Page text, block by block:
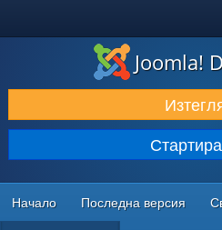
ИЗТЕГЛЯНЕ & РАЗШИРЯВАНЕ
ОТКРИВАЙТЕ & УЧЕТЕ
ОБЩНОСТ & ПОДДРЪЖКА
РЕСУРСИ ЗА РАЗРАБОТКА
Joomla!
Начало Последна версия